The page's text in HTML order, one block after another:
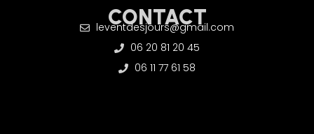
CONTACT
leventdesjours@gmail.com
06 20 81 20 45
06 11 77 61 58